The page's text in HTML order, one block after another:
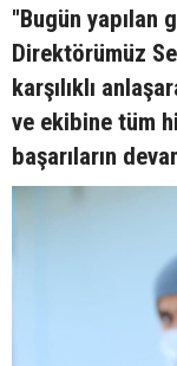
"Bugün yapılan
Direktörümüz
karşılıklı
ve ekibine tüm
başarıların